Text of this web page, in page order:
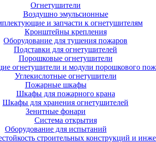
Огнетушители
Воздушно эмульсионные
и запчасти к огнетушителям
Кронштейны крепления
Оборудование для тушения пожаров
Подставки для огнетушителей
Порошковые огнетушители
огнетушители и модули порошкового
Углекислотные огнетушители
Пожарные шкафы
Шкафы для пожарного крана
Шкафы для хранения огнетушителей
Зенитные фонари
Система открытия
Оборудование для испытаний
строительных конструкций и